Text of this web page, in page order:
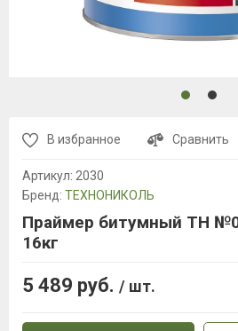
В избранное Сравнить
Артикул: 2030
Бренд: ТЕХНОНИКОЛЬ
Праймер битумный ТН
16кг
5 489 руб. / шт.